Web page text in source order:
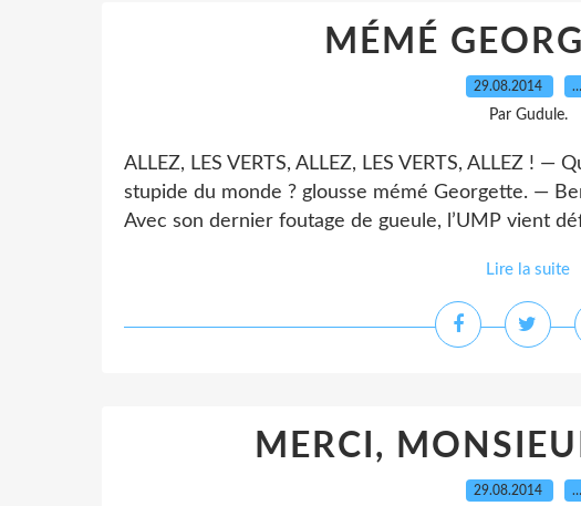
MÉMÉ
29.08.2014 …
Par Gudule.
ALLEZ, LES VERTS, ALLEZ, LES VERTS, ALLEZ ! —
stupide du monde ? glousse mémé Georgette. —
Avec son dernier foutage de gueule, l’UMP vient
Lire la suite
MERCI,
29.08.2014 …